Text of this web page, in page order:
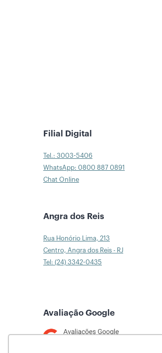
Filial Digital
Tel.: 3003-5406
WhatsApp: 0800 887 0891
Chat Online
Angra dos Reis
Rua Honório Lima, 213
Centro, Angra dos Reis - RJ
Tel: (24) 3342-0435
Avaliação Google